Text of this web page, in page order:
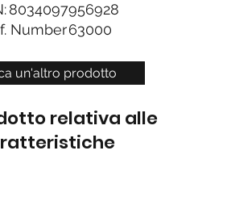
un'altro prodotto
8034097956928
Number63000
relativa alle